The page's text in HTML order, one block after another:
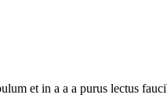
et in a a a purus lectus